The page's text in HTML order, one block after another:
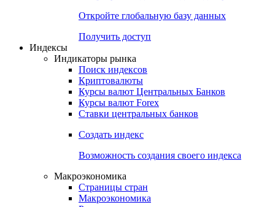
Календарь инвестора
Попробуйте7-дневный
Откройте глобальную базу данных
Получить доступ
Индикаторы рынка
Поиск индексов
Курсы валют Центральных Банков
Ставки центральных банков
Создать индекс
Возможность создания своего индекса